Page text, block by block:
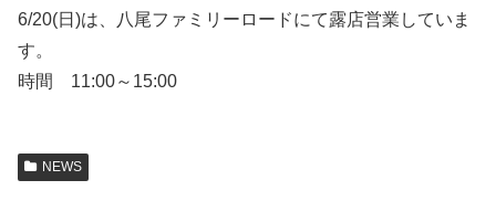
6/20(日)は、八尾ファミリーロードにて露店営業していま
す。
時間 11:00～15:00
NEWS